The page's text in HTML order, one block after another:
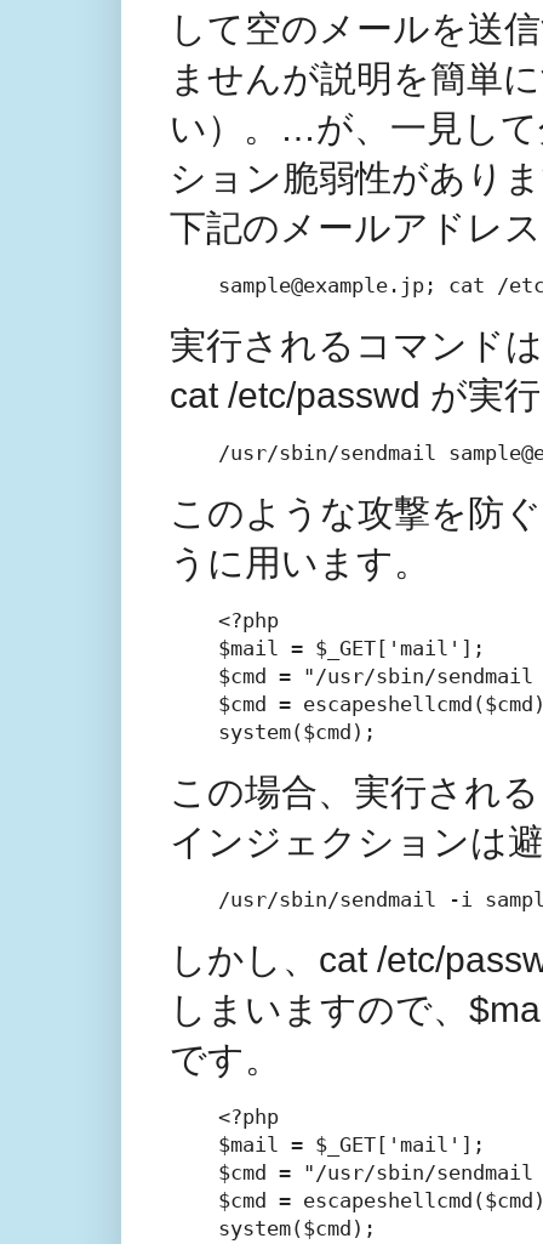
して空のメールを送
ませんが説明を簡単
い）。…が、一見し
ション脆弱性があり
下記のメールアドレ
sample@example.jp; cat /
実行されるコマンド
cat /etc/passwd が実
/usr/sbin/sendmail
このような攻撃を防
うに用います。
<?php
$mail = $_GET['mail'];
$cmd = "/usr/sbin/
$cmd =
system($cmd);
この場合、実行され
インジェクションは
/usr/sbin/sendmail -i
しかし、cat /etc/
しまいますので、
です。
<?php
$mail = $_GET['mail'];
$cmd = "/usr/sbin/
$cmd =
system($cmd);